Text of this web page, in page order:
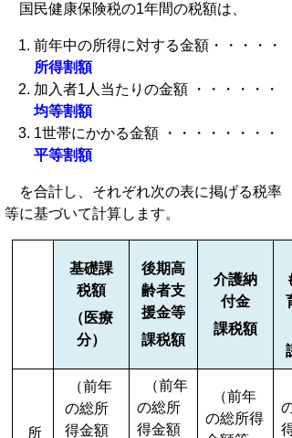
国民健康保険税の1年間の税額は、
前年中の所得に対する金額・・・・・
所得割額
加入者1人当たりの金額 ・・・・・・
均等割額
1世帯にかかる金額 ・・・・・・・・
平等割額
を合計し、それぞれ次の表に掲げる税率
等に基づいて計算します。
基礎課
税額
（医療
分）
後期高
齢者支
援金等
課税額
介護納
付金
課税額
所
（前年
の総所
得金額
（前年
の総所
得金額
（前年
の総所得